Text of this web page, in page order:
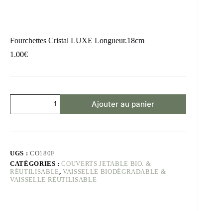
Fourchettes Cristal LUXE Longueur.18cm
1.00€
Ajouter au panier
UGS : CO180F
CATÉGORIES :COUVERTS JETABLE BIO. &
RÉUTILISABLE,VAISSELLE BIODÉGRADABLE &
VAISSELLE RÉUTILISABLE